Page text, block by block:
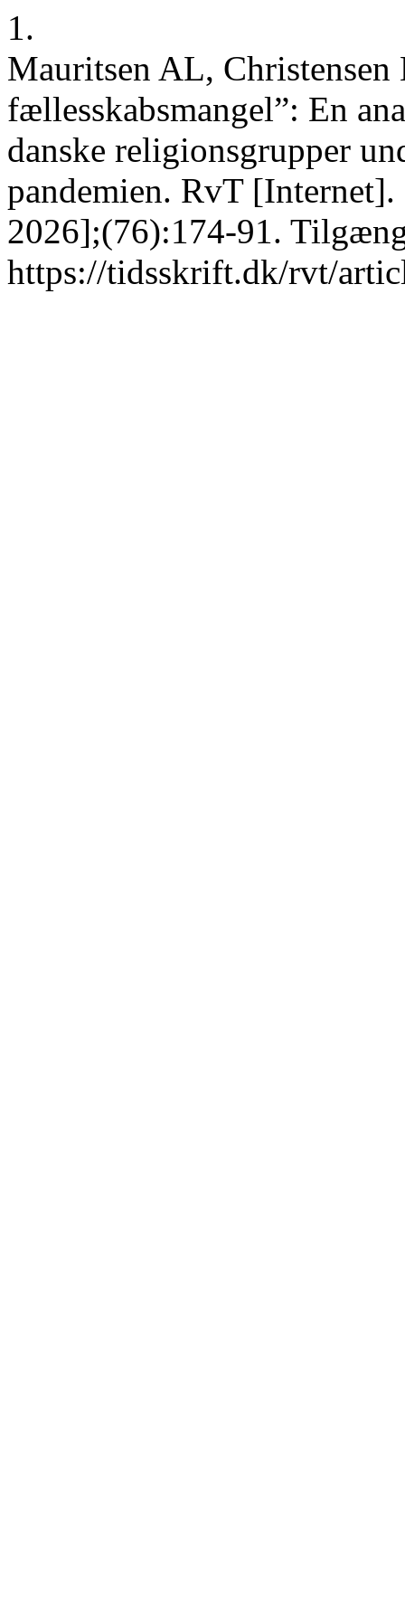
1.
Mauritsen AL, Christensen
fællesskabsmangel”: En
danske religionsgrupper
pandemien. RvT
2026];(76):174-91.
https://tidsskrift.dk/rvt/